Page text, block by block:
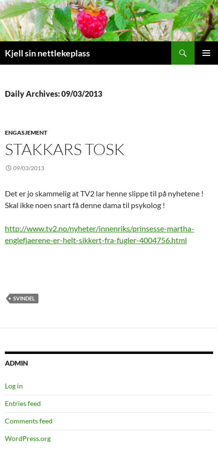
Kjell sin nettlekeplass
Daily Archives: 09/03/2013
ENGASJEMENT
STAKKARS TOSK
09/03/2013
Det er jo skammelig at TV2 lar henne slippe til på nyhetene !
Skal ikke noen snart få denne dama til psykolog !
http://www.tv2.no/nyheter/innenriks/prinsesse-martha-
englefjaerene-er-helt-sikkert-fra-fugler-4004756.html
SVINDEL
ADMIN
Log in
Entries feed
Comments feed
WordPress.org